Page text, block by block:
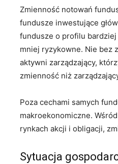
Zmienność notowań
fundusze inwestujące
fundusze o profilu
mniej ryzykowne. Nie bez
aktywni zarządzający,
zmienność niż
Poza cechami samych
makroekonomiczne.
rynkach akcji i obligacji,
Sytuacja